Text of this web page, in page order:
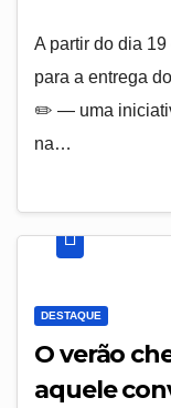
A partir do dia
para a entrega
✏️ — uma
na…
DESTAQUE
O verão
aquele